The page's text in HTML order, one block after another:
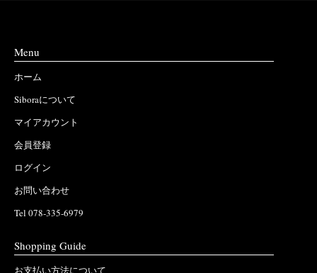
Menu
ホーム
Siboraについて
マイアカウント
会員登録
ログイン
お問い合わせ
Tel 078-335-6979
Shopping Guide
お支払い方法について